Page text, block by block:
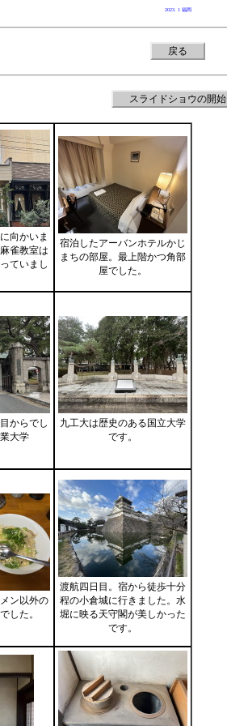
2023. 1 福岡
戻る
スライドショウの開始
向かいま
雀教室は
ていまし
宿泊したアーバンホテルかじ
まちの部屋。最上階かつ角部
屋でした。
からでし
大学
九工大は歴史のある国立大学
です。
ン以外の
した。
渡航四日目。宿から徒歩十分
程の小倉城に行きました。水
堀に映る天守閣が美しかった
です。